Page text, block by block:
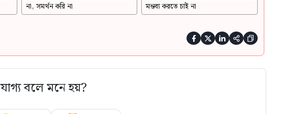
না, সমর্থন করি না মন্তব্য করতে চাই না
    
বলে মনে হয়?